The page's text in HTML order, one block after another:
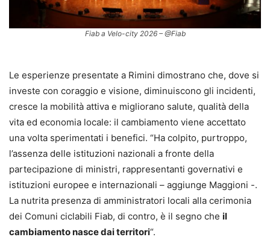
Fiab a Velo-city 2026 – @Fiab
Le esperienze presentate a Rimini dimostrano che, dove si
investe con coraggio e visione, diminuiscono gli incidenti,
cresce la mobilità attiva e migliorano salute, qualità della
vita ed economia locale: il cambiamento viene accettato
una volta sperimentati i benefici. “Ha colpito, purtroppo,
l’assenza delle istituzioni nazionali a fronte della
partecipazione di ministri, rappresentanti governativi e
istituzioni europee e internazionali – aggiunge Maggioni -.
La nutrita presenza di amministratori locali alla cerimonia
dei Comuni ciclabili Fiab, di contro, è il segno che il
cambiamento nasce dai territori“.